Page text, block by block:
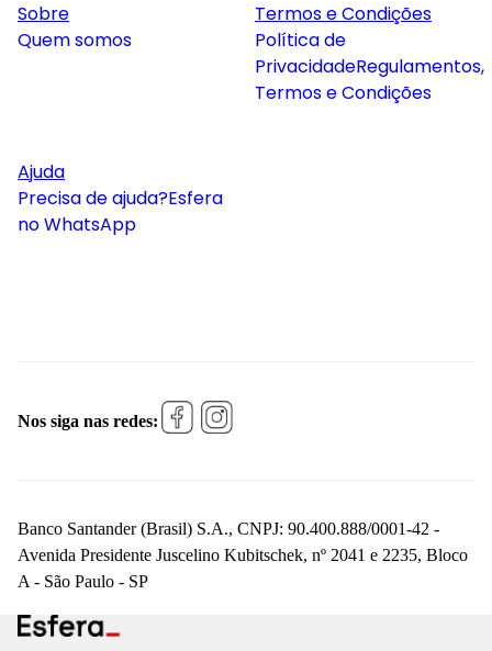
Sobre
Quem somos
Termos e Condições
Política de
PrivacidadeRegulamentos,
Termos e Condições
Ajuda
Precisa de ajuda?Esfera
no WhatsApp
Nos siga nas redes:
Banco Santander (Brasil) S.A., CNPJ: 90.400.888/0001-42 -
Avenida Presidente Juscelino Kubitschek, nº 2041 e 2235, Bloco
A - São Paulo - SP